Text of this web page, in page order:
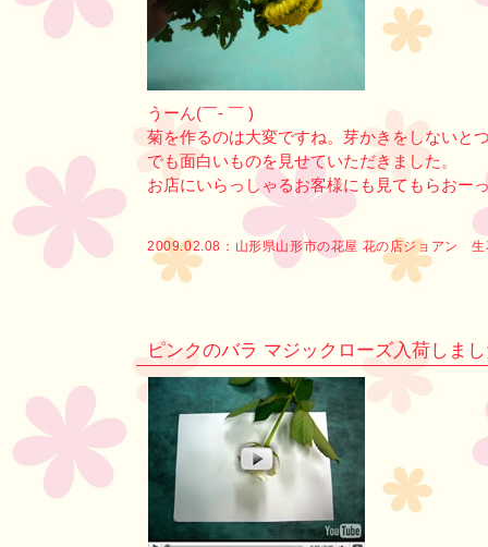
うーん(￣- ￣ )
菊を作るのは大変ですね。芽かきをしないと
でも面白いものを見せていただきました。
お店にいらっしゃるお客様にも見てもらおー
2009.02.08： 山形県山形市の花屋 花の店ジョアン
ピンクのバラ マジックローズ入荷しま